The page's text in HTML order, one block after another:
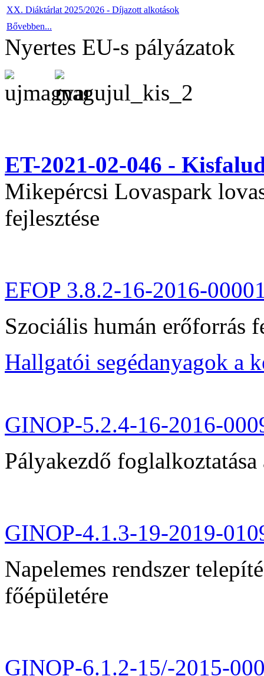
XX. Diáktárlat 2025/2026 - Díjazott alkotások
Bővebben...
Nyertes EU-s pályázatok
ET-2021-02-046 -
Mikepércsi Lovaspark
fejlesztése
EFOP 3.8.2-16-2016-
Szociális humán erőforrás
Hallgatói segédanyagok a
GINOP-5.2.4-16-2016-
Pályakezdő
GINOP-4.1.3-19-2019-
Napelemes rendszer
főépületére
GINOP-6.1.2-15/-2015-